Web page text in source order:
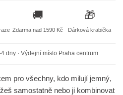
🚚
Zdarma nad 1590 Kč
🎁
Dárková krabička
dny · Výdejní místo Praha centrum
pro všechny, kdo milují jemný,
samostatně nebo ji kombinovat